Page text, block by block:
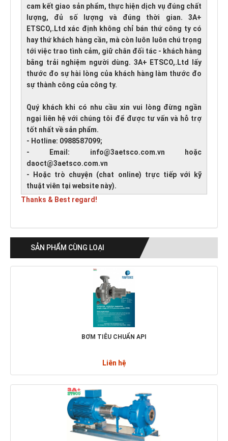
cam kết giao sản phẩm, thực hiện dịch vụ đúng chất
lượng, đủ số lượng và đúng thời gian. 3A+
ETSCO,.Ltd xác định không chỉ bán thứ công ty có
hay thứ khách hàng cần, mà còn luôn luôn chú trọng
tới việc trao tình cảm, giữ chân đối tác - khách hàng
bằng trải nghiệm người dùng. 3A+ ETSCO,.Ltd lấy
thước đo sự hài lòng của khách hàng làm thước đo
sự thành công của công ty.
Quý khách khi có nhu cầu xin vui lòng đừng ngần
ngại liên hệ với chúng tôi để được tư vấn và hỗ trợ
tốt nhất về sản phẩm.
- Hotline: 0988587099;
- Email: info@3aetsco.com.vn hoặc
daoct@3aetsco.com.vn
- Hoặc trò chuyện (chat online) trực tiếp với kỹ
thuật viên tại website này).
Thanks & Best regard!
SẢN PHẨM CÙNG LOẠI
BƠM TIÊU CHUẨN API
Liên hệ